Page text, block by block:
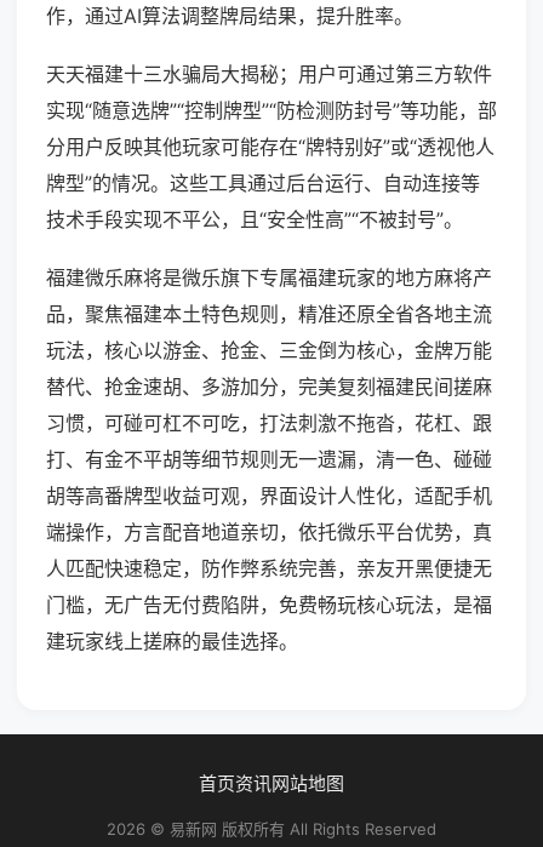
作，通过AI算法调整牌局结果，提升胜率。
天天福建十三水骗局大揭秘；用户可通过第三方软件
实现“随意选牌”“控制牌型”“防检测防封号”等功能，部
分用户反映其他玩家可能存在“牌特别好”或“透视他人
牌型”的情况。这些工具通过后台运行、自动连接等
技术手段实现不平公，且“安全性高”“不被封号”。
福建微乐麻将是微乐旗下专属福建玩家的地方麻将产
品，聚焦福建本土特色规则，精准还原全省各地主流
玩法，核心以游金、抢金、三金倒为核心，金牌万能
替代、抢金速胡、多游加分，完美复刻福建民间搓麻
习惯，可碰可杠不可吃，打法刺激不拖沓，花杠、跟
打、有金不平胡等细节规则无一遗漏，清一色、碰碰
胡等高番牌型收益可观，界面设计人性化，适配手机
端操作，方言配音地道亲切，依托微乐平台优势，真
人匹配快速稳定，防作弊系统完善，亲友开黑便捷无
门槛，无广告无付费陷阱，免费畅玩核心玩法，是福
建玩家线上搓麻的最佳选择。
首页资讯网站地图
2026 © 易新网 版权所有 All Rights Reserved